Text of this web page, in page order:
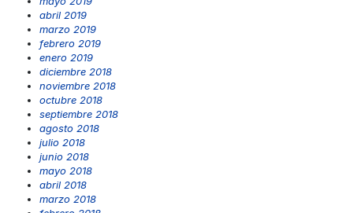
abril 2019
marzo 2019
febrero 2019
enero 2019
diciembre 2018
noviembre 2018
octubre 2018
septiembre 2018
agosto 2018
julio 2018
junio 2018
mayo 2018
abril 2018
marzo 2018